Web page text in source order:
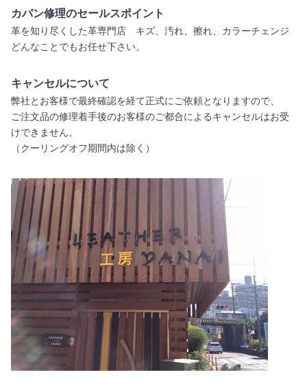
カバン修理のセールスポイント
革を知り尽くした革専門店 キズ、汚れ、擦れ、カラーチェンジ
どんなことでもお任せ下さい。
キャンセルについて
弊社とお客様で最終確認を経て正式にご依頼となりますので、
ご注文品の修理着手後のお客様のご都合によるキャンセルはお受
けできません。
（クーリングオフ期間内は除く）